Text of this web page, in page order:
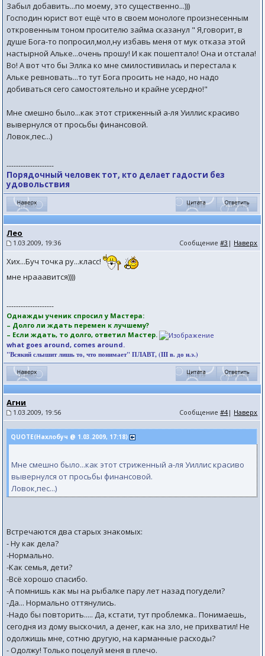
Забыл добавить...по моему, это существенно...)))
Господин юрист вот ещё что в своем монологе произнесенным
откровенным тоном просителю займа сказанул " Я,говорит, в
душе Бога-то попросил,мол,ну избавь меня от мук отказа этой
настырной Альке...очень прошу! И как пошептало! Она и отстала!
Во! А вот что бы Эллка ко мне смилостивилась и перестала к
Альке ревновать...то тут Бога просить не надо, но надо
добиваться сего самостоятельно и крайне усердно!"
Мне смешно было...как этот стриженный а-ля Уиллис красиво
вывернулся от просьбы финансовой.
Ловок,пес...)
--------------------
Порядочный человек тот, кто делает гадости без
удовольствия
Лео
1.03.2009, 19:36 Сообщение#3 | Наверх
Хих...Буч точка ру...класс!
мне нрааавится))))
--------------------
Однажды ученик спросил у Мастера:
– Долго ли ждать перемен к лучшему?
– Если ждать, то долго, ответил Мастер.
what goes around, comes around.
"Всякий слышит лишь то, что понимает" ПЛАВТ, (III в. до н.э.)
Агни
1.03.2009, 19:56 Сообщение#4| Наверх
QUOTE(Нахлобуч @ 1.03.2009, 17:18)
Мне смешно было...как этот стриженный а-ля Уиллис красиво
вывернулся от просьбы финансовой.
Ловок,пес...)
Встpечаются два стаpых знакомых:
- Hу как дела?
-Нормально.
-Как семья, дети?
-Всё хорошо спасибо.
-А помнишь как мы на рыбалке пару лет назад погудели?
-Да... Нормально оттянулись.
-Надо бы повторить..... Да, кстати, тут пpоблемка.. Понимаешь,
сегодня из дому выскочил, а денег, как на зло, не пpихватил! Hе
одолжишь мне, сотню дpугую, на каpманные pасходы?
- Одолжу! Только поцелуй меня в плечо.